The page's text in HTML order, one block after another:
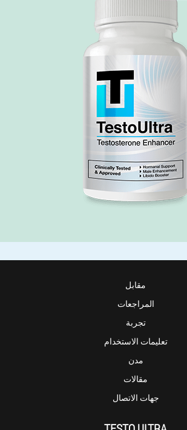
مقابل
المراجعات
تجربة
تعليمات الاستخدام
مدن
مقالات
جهات الاتصال